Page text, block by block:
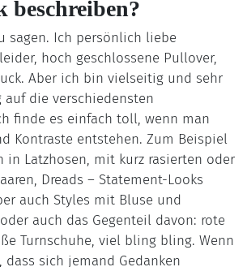
beschreiben?
sagen. Ich persönlich liebe
hoch geschlossene Pullover,
Aber ich bin vielseitig und sehr
die verschiedensten
finde es einfach toll, wenn man
Kontraste entstehen. Zum Beispiel
in Latzhosen, mit kurz rasierten oder
Dreads – Statement-Looks
auch Styles mit Bluse und
auch das Gegenteil davon: rote
Turnschuhe, viel bling bling. Wenn
dass sich jemand Gedanken